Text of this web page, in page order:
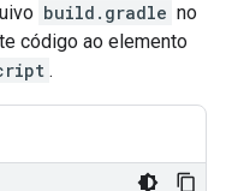
build.gradle no
código ao elemento
.